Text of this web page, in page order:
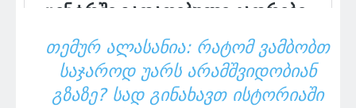
ᲗᲔᲛᲣᲠ ᲐᲚᲐᲡᲐᲜᲘᲐ: ᲠᲐᲢᲝᲛ ᲕᲐᲛᲑᲝᲑᲗ
ᲡᲐᲯᲐᲠᲝᲓ ᲣᲐᲠᲡ ᲐᲠᲐᲛᲨᲕᲘᲓᲝᲑᲘᲐᲜ
ᲒᲖᲐᲖᲔ? ᲡᲐᲓ ᲒᲘᲜᲐᲮᲐᲕᲗ ᲘᲡᲢᲝᲠᲘᲐᲨᲘ